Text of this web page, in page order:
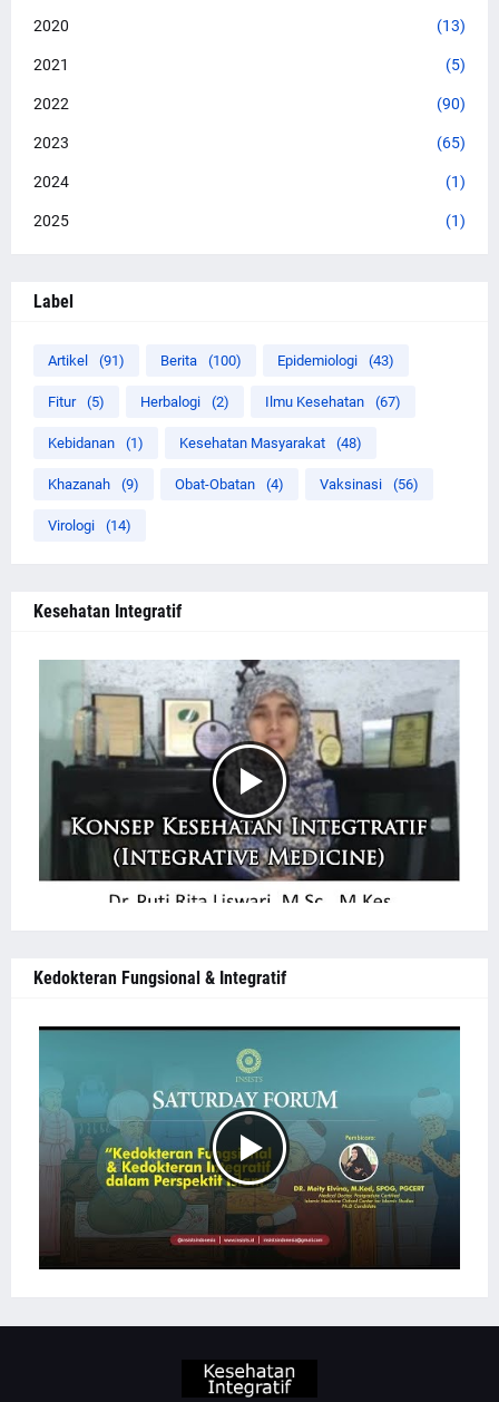
2020 (13)
2021 (5)
2022 (90)
2023 (65)
2024 (1)
2025 (1)
Label
Artikel (91) Berita (100) Epidemiologi (43)
Fitur (5) Herbalogi (2) Ilmu Kesehatan (67)
Kebidanan (1) Kesehatan Masyarakat (48)
Khazanah (9) Obat-Obatan (4) Vaksinasi (56)
Virologi (14)
Kesehatan Integratif
Kedokteran Fungsional & Integratif